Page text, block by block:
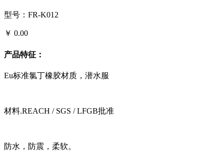
型号：FR-K012
￥ 0.00
产品特征：
Eu标准氯丁橡胶材质，潜水服
材料.REACH / SGS / LFGB批准
防水，防震，柔软。